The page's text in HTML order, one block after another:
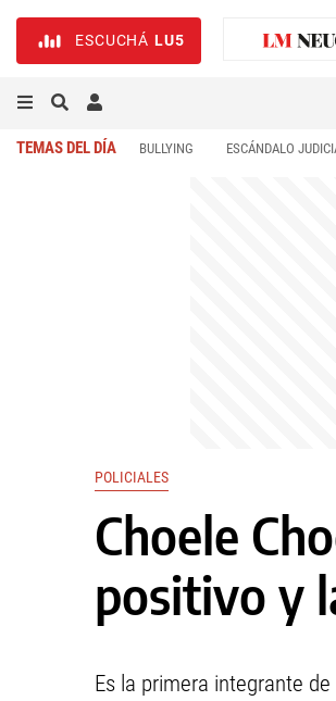
ESCUCHÁ LU5
TEMAS DEL DÍA BULLYING ESCÁNDALO
POLICIALES
Choele
positivo y
Es la primera integrante